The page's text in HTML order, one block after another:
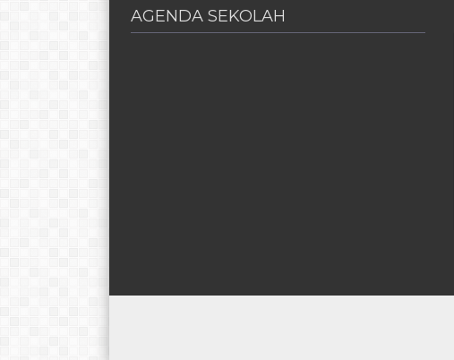
AGENDA SEKOLAH